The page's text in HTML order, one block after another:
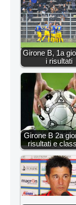
Girone B, 1a
i risultati
Girone B 2a
risultati e